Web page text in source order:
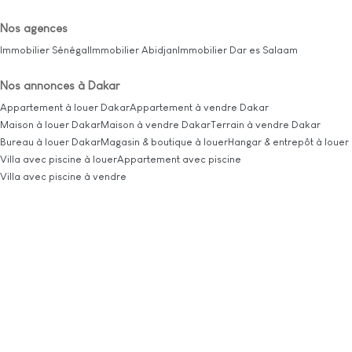
Nos agences
Immobilier SénégalImmobilier AbidjanImmobilier Dar es Salaam
Nos annonces à Dakar
Appartement à louer DakarAppartement à vendre Dakar
Maison à louer DakarMaison à vendre DakarTerrain à vendre Dakar
Bureau à louer DakarMagasin & boutique à louerHangar & entrepôt à louer
Villa avec piscine à louerAppartement avec piscine
Villa avec piscine à vendre